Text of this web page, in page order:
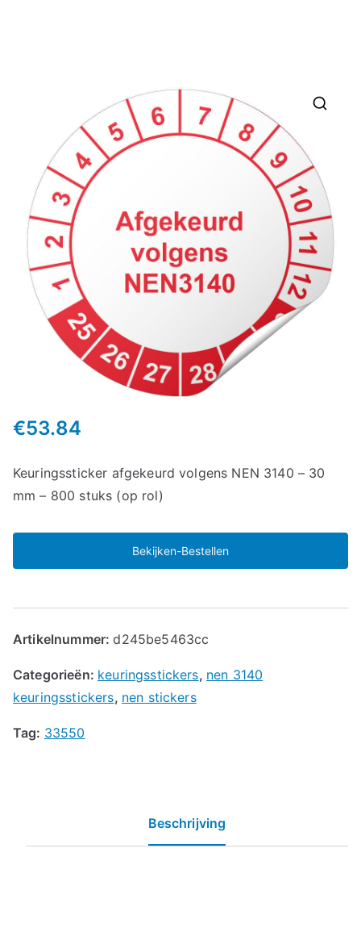
€53.84
Keuringssticker afgekeurd volgens NEN 3140 – 30
mm – 800 stuks (op rol)
Bekijken-Bestellen
Artikelnummer:d245be5463cc
Categorieën: keuringsstickers, nen 3140
keuringsstickers, nen stickers
Tag: 33550
Beschrijving